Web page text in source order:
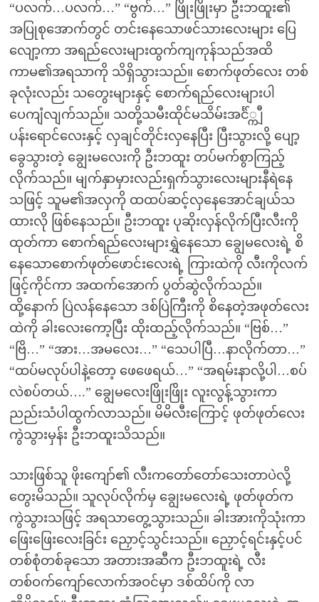
“ပလက်…ပလက်…” “ဗွက်…” ဖြိုးဖြိုးမှာ ဦးဘထူး၏
အပြုစုအောက်တွင် တင်းနေသောဖင်သားလေးများ ပြေ
လျော့ကာ အရည်လေးများထွက်ကျကုန်သည်အထိ
ကာမ၏အရသာကို သိရှိသွားသည်။ စောက်ဖုတ်လေး တစ်
ခုလုံးလည်း သတွေးများနှင့် စောက်ရည်လေးများပါ
ပေကျံလျက်သည်။ သတို့သမီးထိုင်မသိမ်းအင်္င်္ကျီ
ပန်းရောင်လေးနှင့် လှချင်တိုင်းလှနေပြီး ပြီးသွားလို့ ပျော့
ခွေသွားတဲ့ ချွေးမလေးကို ဦးဘထူး တပ်မက်စွာကြည့်
လိုက်သည်။ မျက်နှာမှားလည်းရှက်သွားလေးများနီရဲနေ
သဖြင့် သူမ၏အလှကို ထထပ်ဆင့်လှနေအောင်ချယ်သ
ထားလို ဖြစ်နေသည်။ ဦးဘထူး ပုဆိုးလှန်လိုက်ပြီးလီးကို
ထုတ်ကာ စောက်ရည်လေးများရွှဲနေသော ချွေမလေးရဲ့ စိ
နေသောစောက်ဖုတ်ဖောင်းလေးရဲ့ ကြားထဲကို လီးကိုလက်
ဖြင့်ကိုင်ကာ အထက်အောက် ပွတ်ဆွဲလိုက်သည်။
ထို့နောက် ပြဲလန်နေသော ဒစ်ပြဲကြီးကို စိနေတဲ့အဖုတ်လေး
ထဲကို ခါးလေးကော့ပြီး ထိုးထည့်လိုက်သည်။ “ဗြစ်…”
“ဗြိ…” “အား…အမလေး…” “သေပါပြီ…နာလိုက်တာ…”
“ထပ်မလုပ်ပါနဲ့တော့ ဖေဖေရယ်…” “အရမ်းနာလို့ပါ…စပ်
လဲစပ်တယ်….” ချွေမလေးဖြိုးဖြိုး လူးလွန့်သွားကာ
ညည်းသံပါထွက်လာသည်။ မိမိလီးကြောင့် ဖုတ်ဖုတ်လေး
ကွဲသွားမှန်း ဦးဘထူးသိသည်။
သားဖြစ်သူ ဖိုးကျော်၏ လီးကတော်တော်သေးတာပဲလို့
တွေးမိသည်။ သူလုပ်လိုက်မှ ချွေးမလေးရဲ့ ဖုတ်ဖုတ်က
ကွဲသွားသဖြင့် အရသာတွေ့သွားသည်။ ခါးအားကိုသုံးကာ
ဖြေးဖြေးလေးခြင်း ညှောင့်သွင်းသည်။ ညှောင့်ရင်းနှင့်ပင်
တစ်စုံတစ်ခုသော အတားအဆီက ဦးဘထူးရဲ့ လီး
တစ်ဝက်ကျော်လောက်အဝင်မှာ ဒစ်ထိပ်ကို လာ